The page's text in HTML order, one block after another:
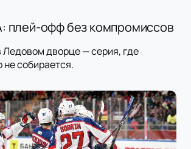
плей-офф без компромиссов
Ледовом дворце — серия, где
не собирается.